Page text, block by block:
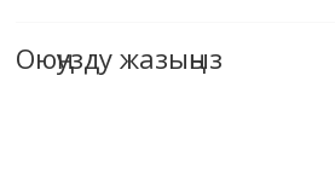
Оюңузду жазыңыз